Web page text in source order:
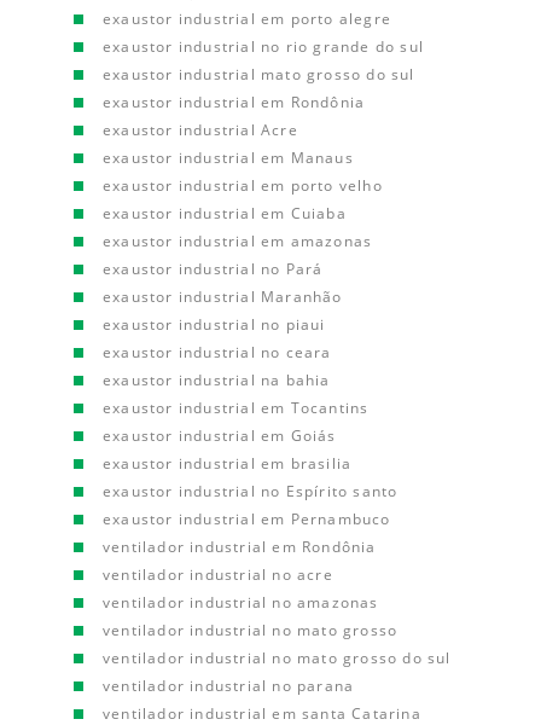
exaustor industrial em porto alegre
exaustor industrial no rio grande do sul
exaustor industrial mato grosso do sul
exaustor industrial em Rondônia
exaustor industrial Acre
exaustor industrial em Manaus
exaustor industrial em porto velho
exaustor industrial em Cuiaba
exaustor industrial em amazonas
exaustor industrial no Pará
exaustor industrial Maranhão
exaustor industrial no piaui
exaustor industrial no ceara
exaustor industrial na bahia
exaustor industrial em Tocantins
exaustor industrial em Goiás
exaustor industrial em brasilia
exaustor industrial no Espírito santo
exaustor industrial em Pernambuco
ventilador industrial em Rondônia
ventilador industrial no acre
ventilador industrial no amazonas
ventilador industrial no mato grosso
ventilador industrial no mato grosso do sul
ventilador industrial no parana
ventilador industrial em santa Catarina